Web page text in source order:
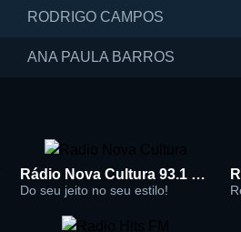
RODRIGO CAMPOS
ANA PAULA BARROS
Rádio Nova Cultura 93.1 FM
Do seu jeito no seu estilo!